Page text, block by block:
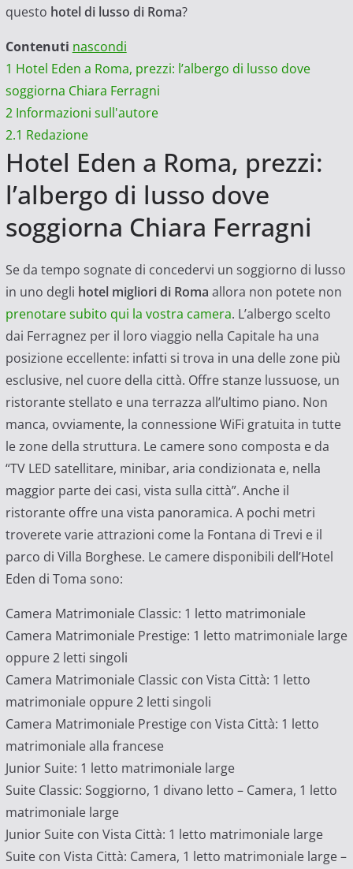
questo hotel di lusso di Roma?
Contenuti nascondi
1 Hotel Eden a Roma, prezzi: l’albergo di lusso dove
soggiorna Chiara Ferragni
2 Informazioni sull'autore
2.1 Redazione
Hotel Eden a Roma, prezzi:
l’albergo di lusso dove
soggiorna Chiara Ferragni
Se da tempo sognate di concedervi un soggiorno di lusso
in uno degli hotel migliori di Roma allora non potete non
prenotare subito qui la vostra camera. L’albergo scelto
dai Ferragnez per il loro viaggio nella Capitale ha una
posizione eccellente: infatti si trova in una delle zone più
esclusive, nel cuore della città. Offre stanze lussuose, un
ristorante stellato e una terrazza all’ultimo piano. Non
manca, ovviamente, la connessione WiFi gratuita in tutte
le zone della struttura. Le camere sono composta e da
“TV LED satellitare, minibar, aria condizionata e, nella
maggior parte dei casi, vista sulla città”. Anche il
ristorante offre una vista panoramica. A pochi metri
troverete varie attrazioni come la Fontana di Trevi e il
parco di Villa Borghese. Le camere disponibili dell’Hotel
Eden di Toma sono:
Camera Matrimoniale Classic: 1 letto matrimoniale
Camera Matrimoniale Prestige: 1 letto matrimoniale large
oppure 2 letti singoli
Camera Matrimoniale Classic con Vista Città: 1 letto
matrimoniale oppure 2 letti singoli
Camera Matrimoniale Prestige con Vista Città: 1 letto
matrimoniale alla francese
Junior Suite: 1 letto matrimoniale large
Suite Classic: Soggiorno, 1 divano letto – Camera, 1 letto
matrimoniale large
Junior Suite con Vista Città: 1 letto matrimoniale large
Suite con Vista Città: Camera, 1 letto matrimoniale large –